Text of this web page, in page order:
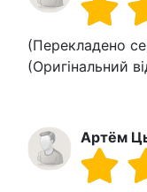
(Перекладено
(Оригінальний
Артём